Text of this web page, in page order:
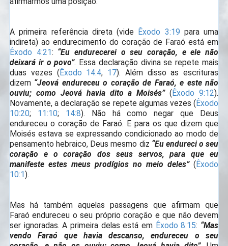
A primeira referência direta (vide Êxodo 3:19 para uma
indireta) ao endurecimento do coração de Faraó está em
Êxodo 4:21: “Eu endurecerei o seu coração, e ele não
deixará ir o povo”. Essa declaração divina se repete mais
duas vezes ( Êxodo 14:4, 17). Além disso as escrituras
dizem “Jeová endureceu o coração de Faraó, e este não
ouviu; como Jeová havia dito a Moisés”( Êxodo 9:12).
Novamente, a declaração se repete algumas vezes ( Êxodo
10:20; 11:10; 14:8). Não há como negar que Deus
endureceu o coração de Faraó. E para os que dizem que
Moisés estava se expressando condicionado ao modo de
pensamento hebraico, Deus mesmo diz “Eu endureci o seu
coração e o coração dos seus servos, para que eu
manifeste estes meus prodígios no meio deles”( Êxodo
10:1).
Mas há também aquelas passagens que afirmam que
Faraó endureceu o seu próprio coração e que não devem
ser ignoradas. A primeira delas está em Êxodo 8:15: “Mas
vendo Faraó que havia descanso, endureceu o seu